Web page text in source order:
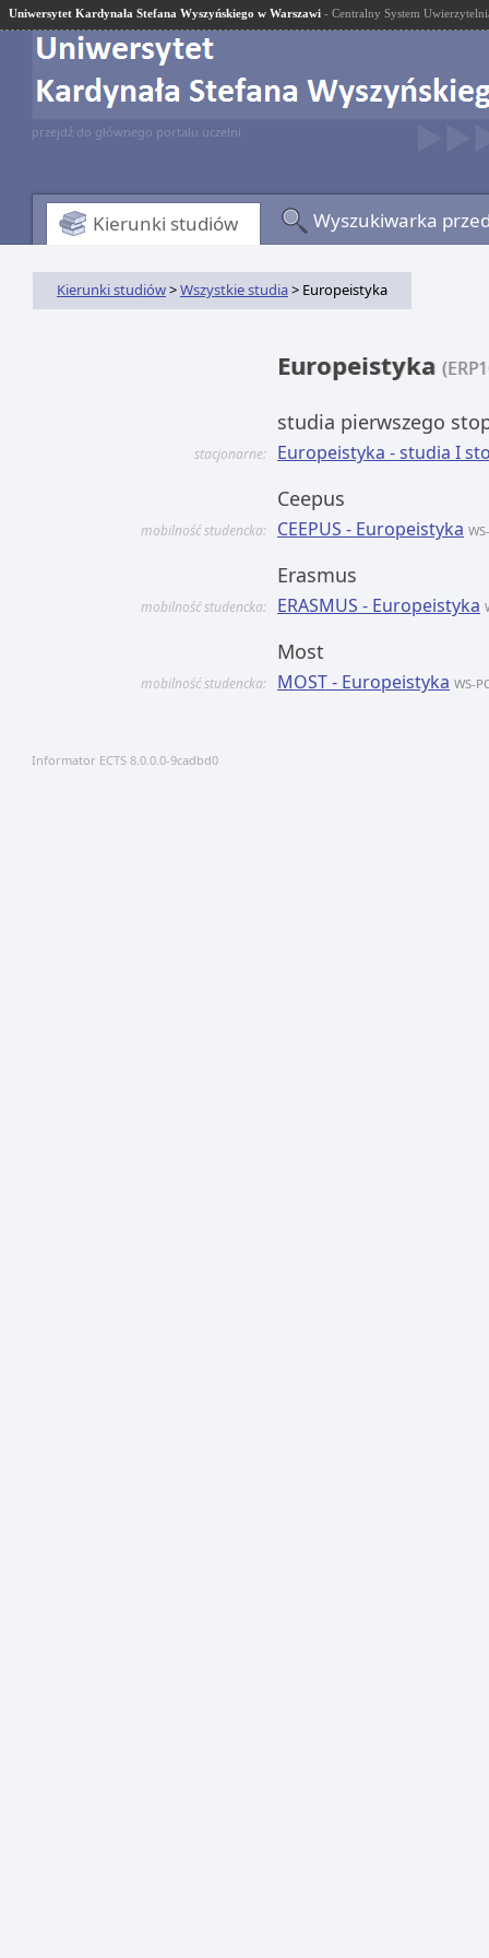
Uniwersytet Kardynała Stefana Wyszyńskiego w Warszawi - Centralny System
przejdź do głównego portalu uczelni
Kierunki studiów Wyszukiwarka
Kierunki studiów>Wszystkie studia> Europeistyka
Europeistyka
studia pierwszego
stacjonarne: Europeistyka - studia I
Ceepus
mobilność studencka: CEEPUS - Europeistyka
Erasmus
mobilność studencka: ERASMUS - Europeistyka
Most
mobilność studencka: MOST - Europeistyka WS-
Informator ECTS 8.0.0.0-9cadbd0